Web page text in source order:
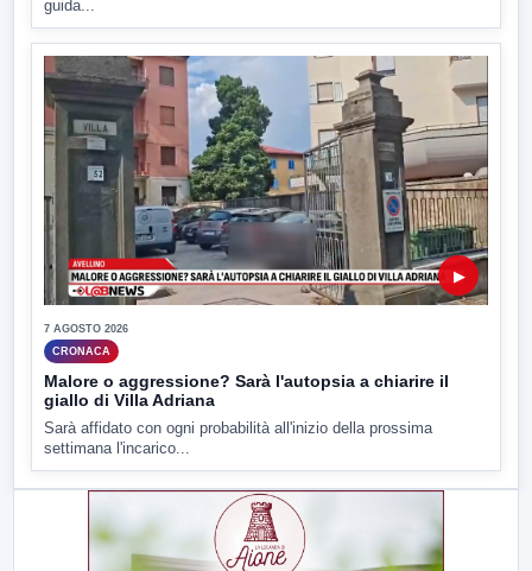
guida...
▶
7 AGOSTO 2026
CRONACA
Malore o aggressione? Sarà l'autopsia a chiarire il
giallo di Villa Adriana
Sarà affidato con ogni probabilità all'inizio della prossima
settimana l'incarico...